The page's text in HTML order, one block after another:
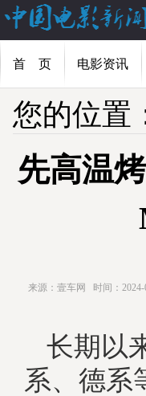
首 页 电影资讯
您的位置
先高温
来源：壹车网 时间：2024-
长期以
系、德系